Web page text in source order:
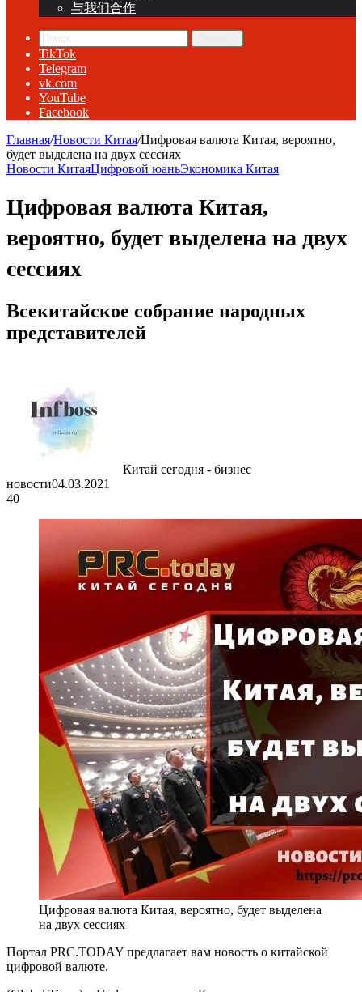
与我们合作
TikTok
Telegram
vk.com
YouTube
Facebook
Главная/Новости Китая/Цифровая валюта Китая, вероятно,
будет выделена на двух сессиях
Новости КитаяЦифровой юаньЭкономика Китая
Цифровая валюта Китая,
вероятно, будет выделена на двух
сессиях
Всекитайское собрание народных
представителей
Китай сегодня - бизнес
новости04.03.2021
40
Цифровая валюта Китая, вероятно, будет выделена
на двух сессиях
Портал PRC.TODAY предлагает вам новость о китайской
цифровой валюте.